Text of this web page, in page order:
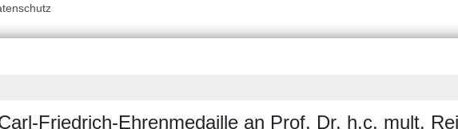
Friedrich-Ehrenmedaille an Prof. Dr. h.c. mult.